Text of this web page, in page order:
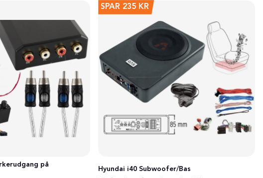
på
SPAR 235 KR
Hyundai i40 Subwoofer/Bas